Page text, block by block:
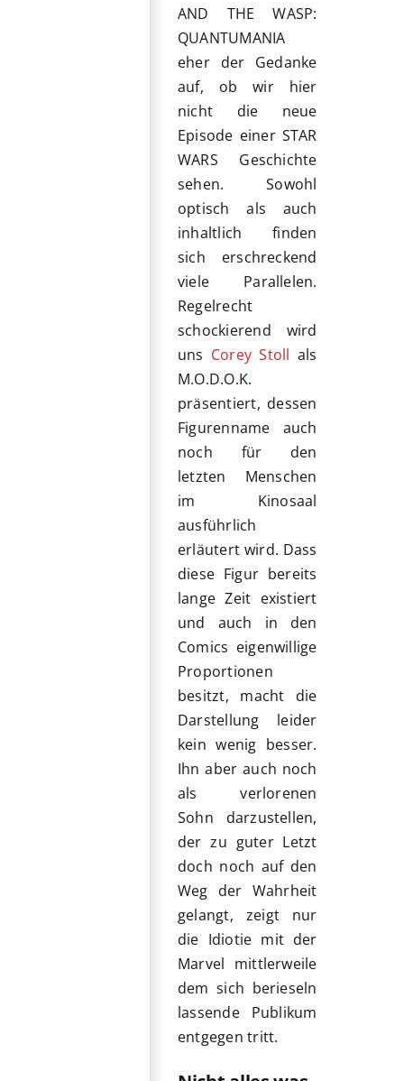
AND THE WASP:
QUANTUMANIA
eher der Gedanke
auf, ob wir hier
nicht die neue
Episode einer STAR
WARS Geschichte
sehen. Sowohl
optisch als auch
inhaltlich finden
sich erschreckend
viele Parallelen.
Regelrecht
schockierend wird
uns Corey Stoll als
M.O.D.O.K.
präsentiert, dessen
Figurenname auch
noch für den
letzten Menschen
im Kinosaal
ausführlich
erläutert wird. Dass
diese Figur bereits
lange Zeit existiert
und auch in den
Comics eigenwillige
Proportionen
besitzt, macht die
Darstellung leider
kein wenig besser.
Ihn aber auch noch
als verlorenen
Sohn darzustellen,
der zu guter Letzt
doch noch auf den
Weg der Wahrheit
gelangt, zeigt nur
die Idiotie mit der
Marvel mittlerweile
dem sich berieseln
lassende Publikum
entgegen tritt.